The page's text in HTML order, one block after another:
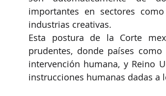
importantes en sectores
industrias creativas.
Esta postura de la Corte
prudentes, donde países
intervención humana, y Reino
instrucciones humanas dadas a